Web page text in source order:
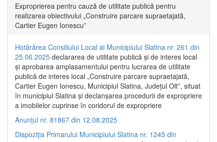
Exproprierea pentru cauză de utilitate publică pentru
realizarea obiectivului „Construire parcare supraetajată,
Cartier Eugen Ionescu”
Hotărârea Consiliului Local al Municipiului Slatina nr. 261 din
25.06.2025 declararea de utilitate publică și de interes local
și aprobarea amplasamentului pentru lucrarea de utilitate
publică de interes local „Construire parcare supraetajată,
Cartier Eugen Ionescu, Municipiul Slatina, Județul Olt”, situat
în municipiul Slatina și declanșarea procedurii de expropriere
a imobilelor cuprinse în coridorul de expropriere
Anunțul nr. 81867 din 12.08.2025
Dispoziția Primarului Municipiului Slatina nr. 1245 din